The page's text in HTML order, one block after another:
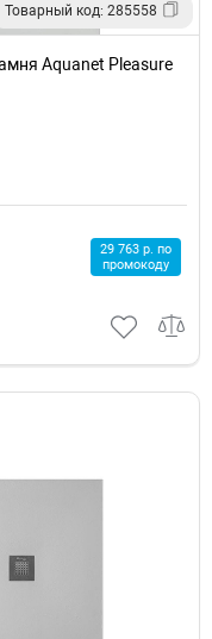
Товарный код: 285558
Aquanet Pleasure
29 763 р. по
промокоду